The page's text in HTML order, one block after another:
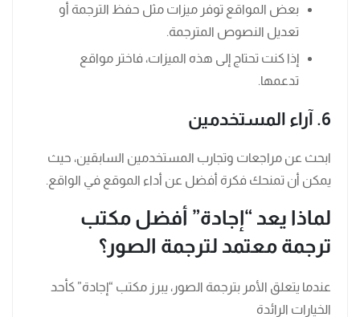
بعض المواقع توفر ميزات مثل حفظ الترجمة أو
تعديل النصوص المترجمة.
إذا كنت تحتاج إلى هذه الميزات، فاختر مواقع
تدعمها.
6. آراء المستخدمين
ابحث عن مراجعات وتجارب المستخدمين السابقين، حيث
يمكن أن تمنحك فكرة أفضل عن أداء الموقع في الواقع.
لماذا يعد “إجادة” أفضل مكتب
ترجمة معتمد لترجمة الصور؟
عندما يتعلق الأمر بترجمة الصور، يبرز مكتب “إجادة” كأحد
الخيارات الرائدة